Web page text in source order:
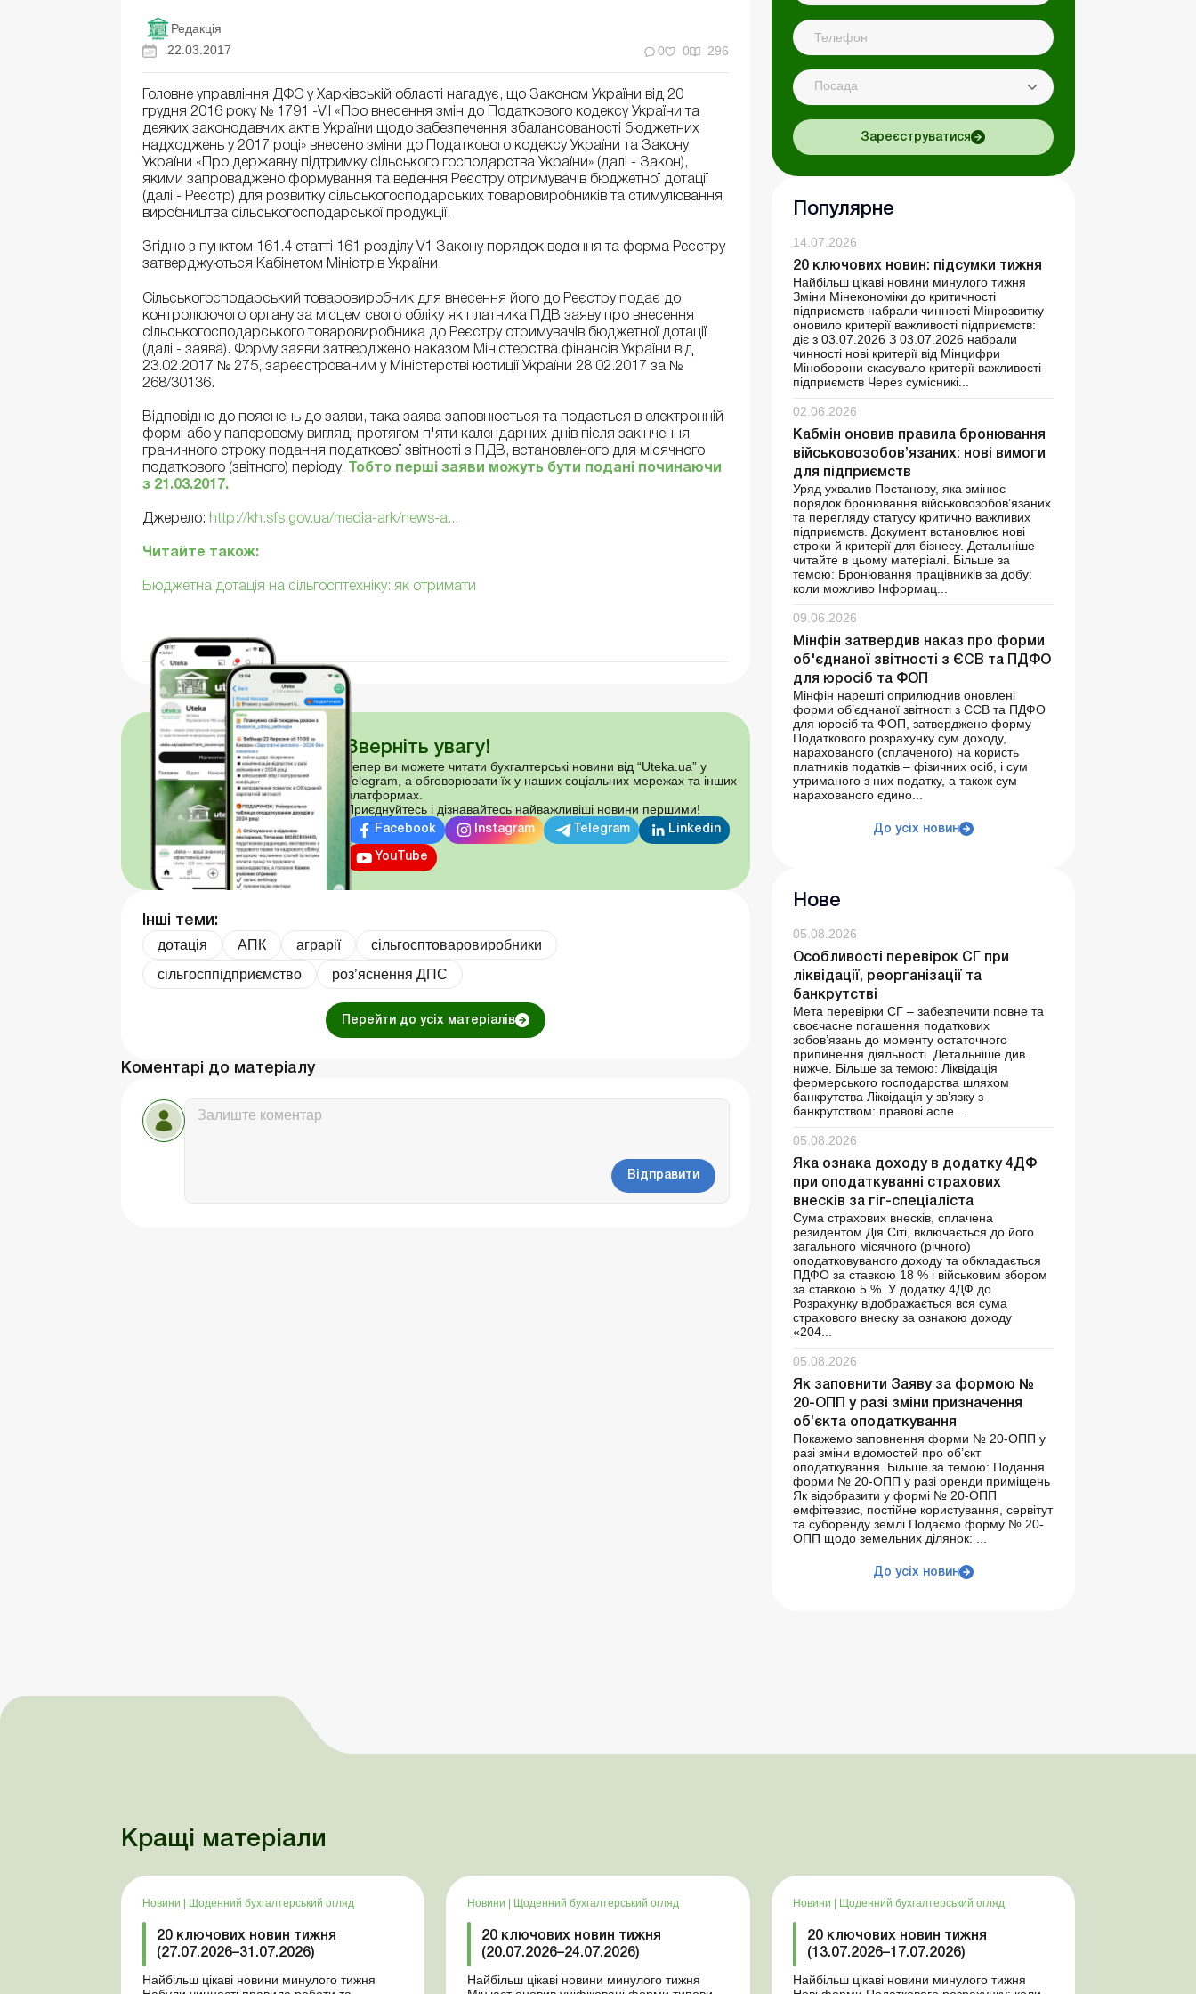
Редакція
22.03.2017
0 0 296
Головне управління ДФС у Харківській області нагадує, що Законом України від 20
грудня 2016 року № 1791 -VII «Про внесення змін до Податкового кодексу України та
деяких законодавчих актів України щодо забезпечення збалансованості бюджетних
надходжень у 2017 році» внесено зміни до Податкового кодексу України та Закону
України «Про державну підтримку сільського господарства України» (далі - Закон),
якими запроваджено формування та ведення Реєстру отримувачів бюджетної дотації
(далі - Реєстр) для розвитку сільськогосподарських товаровиробників та стимулювання
виробництва сільськогосподарської продукції.
Згідно з пунктом 161.4 статті 161 розділу V1 Закону порядок ведення та форма Реєстру
затверджуються Кабінетом Міністрів України.
Сільськогосподарський товаровиробник для внесення його до Реєстру подає до
контролюючого органу за місцем свого обліку як платника ПДВ заяву про внесення
сільськогосподарського товаровиробника до Реєстру отримувачів бюджетної дотації
(далі - заява). Форму заяви затверджено наказом Міністерства фінансів України від
23.02.2017 № 275, зареєстрованим у Міністерстві юстиції України 28.02.2017 за №
268/30136.
Відповідно до пояснень до заяви, така заява заповнюється та подається в електронній
формі або у паперовому вигляді протягом п'яти календарних днів після закінчення
граничного строку подання податкової звітності з ПДВ, встановленого для місячного
податкового (звітного) періоду.
Тобто перші заяви можуть бути подані починаючи
з 21.03.2017.
Джерело: http://kh.sfs.gov.ua/media-ark/news-a...
Читайте також:
Бюджетна дотація на сільгосптехніку: як отримати
Зверніть увагу!
Тепер ви можете читати бухгалтерські новини від “Uteka.ua” у
Telegram, а обговорювати їх у наших соціальних мережах та інших
платформах.
Приєднуйтесь і дізнавайтесь найважливіші новини першими!
Facebook Instagram Telegram Linkedin
YouTube
Інші теми:
дотація АПК аграрії
сільгосптоваровиробники
сільгосппідприємство
роз’яснення ДПС
Перейти до усіх матеріалів
Коментарі до матеріалу
Відправити
Посада
Зареєструватися
Популярне
14.07.2026
20 ключових новин: підсумки тижня
Найбільш цікаві новини минулого тижня
Зміни Мінекономіки до критичності
підприємств набрали чинності Мінрозвитку
оновило критерії важливості підприємств:
діє з 03.07.2026 З 03.07.2026 набрали
чинності нові критерії від Мінцифри
Міноборони скасувало критерії важливості
підприємств Через сумісникі...
02.06.2026
Кабмін оновив правила бронювання
військовозобов’язаних: нові вимоги
для підприємств
Уряд ухвалив Постанову, яка змінює
порядок бронювання військовозобов’язаних
та перегляду статусу критично важливих
підприємств. Документ встановлює нові
строки й критерії для бізнесу. Детальніше
читайте в цьому матеріалі. Більше за
темою: Бронювання працівників за добу:
коли можливо Інформац...
09.06.2026
Мінфін затвердив наказ про форми
об'єднаної звітності з ЄСВ та ПДФО
для юросіб та ФОП
Мінфін нарешті оприлюднив оновлені
форми об’єднаної звітності з ЄСВ та ПДФО
для юросіб та ФОП, затверджено форму
Податкового розрахунку сум доходу,
нарахованого (сплаченого) на користь
платників податків – фізичних осіб, і сум
утриманого з них податку, а також сум
нарахованого єдино...
До усіх новин
Нове
05.08.2026
Особливості перевірок СГ при
ліквідації, реорганізації та
банкрутстві
Мета перевірки СГ – забезпечити повне та
своєчасне погашення податкових
зобов’язань до моменту остаточного
припинення діяльності. Детальніше див.
нижче. Більше за темою: Ліквідація
фермерського господарства шляхом
банкрутства Ліквідація у зв’язку з
банкрутством: правові аспе...
05.08.2026
Яка ознака доходу в додатку 4ДФ
при оподаткуванні страхових
внесків за гіг-спеціаліста
Сума страхових внесків, сплачена
резидентом Дія Сіті, включається до його
загального місячного (річного)
оподатковуваного доходу та обкладається
ПДФО за ставкою 18 % і військовим збором
за ставкою 5 %. У додатку 4ДФ до
Розрахунку відображається вся сума
страхового внеску за ознакою доходу
«204...
05.08.2026
Як заповнити Заяву за формою №
20-ОПП у разі зміни призначення
об’єкта оподаткування
Покажемо заповнення форми № 20-ОПП у
разі зміни відомостей про об’єкт
оподаткування. Більше за темою: Подання
форми № 20-ОПП у разі оренди приміщень
Як відобразити у формі № 20-ОПП
емфітевзис, постійне користування, сервітут
та суборенду землі Подаємо форму № 20-
ОПП щодо земельних ділянок: ...
До усіх новин
Кращі матеріали
Новини Щоденний бухгалтерський огляд
20 ключових новин тижня
(27.07.2026–31.07.2026)
Найбільш цікаві новини минулого тижня
Новини Щоденний бухгалтерський огляд
20 ключових новин тижня
(20.07.2026–24.07.2026)
Найбільш цікаві новини минулого тижня
Новини Щоденний бухгалтерський огляд
20 ключових новин тижня
(13.07.2026–17.07.2026)
Найбільш цікаві новини минулого тижня